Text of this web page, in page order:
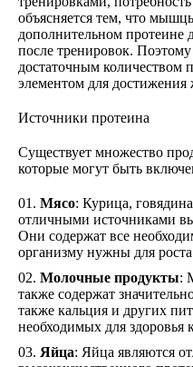
объясняется тем, что
дополнительном протеине
после тренировок.
достаточным количеством
элементом для достижения
Источники протеина
Существует множество
которые могут быть
Мясо: Курица,
отличными источниками
Они содержат все
организму нужны для
Молочные продукты:
также содержат
также кальция и других
необходимых для здоровья
Яйца: Яйца являются